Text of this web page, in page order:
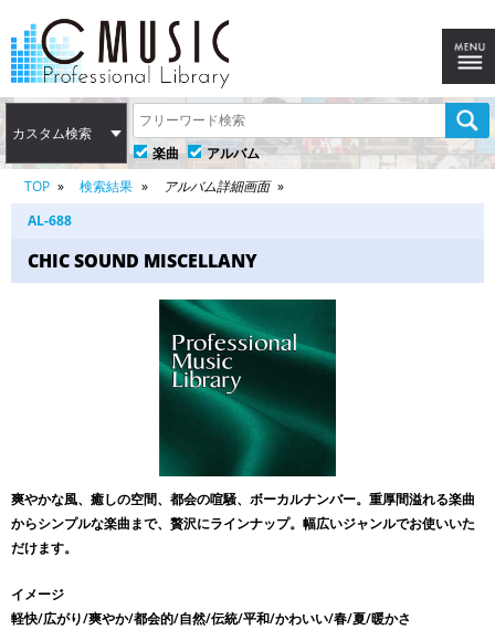
カスタム検索
楽曲
アルバム
TOP
検索結果
アルバム詳細画面
AL-688
CHIC SOUND MISCELLANY
爽やかな風、癒しの空間、都会の喧騒、ボーカルナンバー。重厚間溢れる楽曲
からシンプルな楽曲まで、贅沢にラインナップ。幅広いジャンルでお使いいた
だけます。
イメージ
軽快/広がり/爽やか/都会的/自然/伝統/平和/かわいい/春/夏/暖かさ